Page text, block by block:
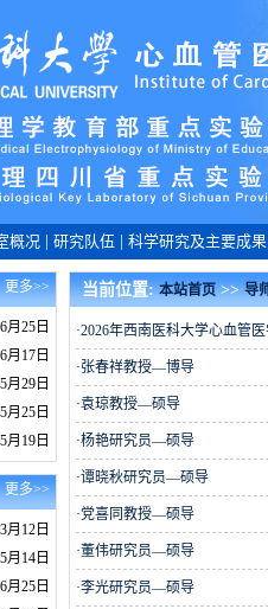
概况 |研究队伍 |科学研究及主要成果
更多>>
月25日
月17日
月29日
月25日
月19日
更多>>
月12日
月14日
月25日
当前位置:本站首页>>导
·2026年西南医科大学心血管
·张春祥教授—博导
·袁琼教授—硕导
·杨艳研究员—硕导
·谭晓秋研究员—硕导
·党喜同教授—硕导
·董伟研究员—硕导
·李光研究员—硕导